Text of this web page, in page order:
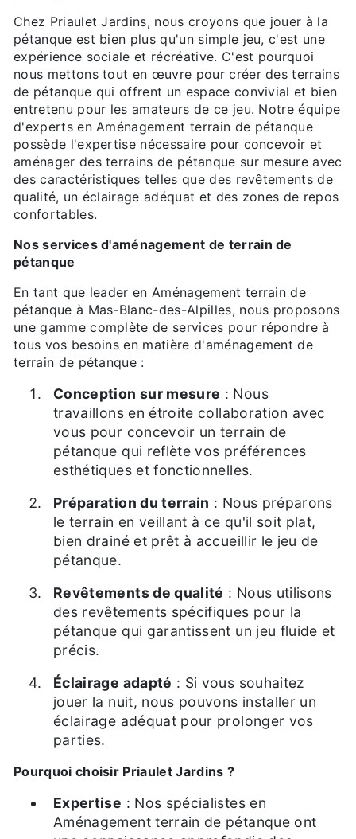
Chez Priaulet Jardins, nous croyons que jouer à la
pétanque est bien plus qu'un simple jeu, c'est une
expérience sociale et récréative. C'est pourquoi
nous mettons tout en œuvre pour créer des terrains
de pétanque qui offrent un espace convivial et bien
entretenu pour les amateurs de ce jeu. Notre équipe
d'experts en Aménagement terrain de pétanque
possède l'expertise nécessaire pour concevoir et
aménager des terrains de pétanque sur mesure avec
des caractéristiques telles que des revêtements de
qualité, un éclairage adéquat et des zones de repos
confortables.
Nos services d'aménagement de terrain de
pétanque
En tant que leader en Aménagement terrain de
pétanque à Mas-Blanc-des-Alpilles, nous proposons
une gamme complète de services pour répondre à
tous vos besoins en matière d'aménagement de
terrain de pétanque :
Conception sur mesure : Nous
travaillons en étroite collaboration avec
vous pour concevoir un terrain de
pétanque qui reflète vos préférences
esthétiques et fonctionnelles.
Préparation du terrain : Nous préparons
le terrain en veillant à ce qu'il soit plat,
bien drainé et prêt à accueillir le jeu de
pétanque.
Revêtements de qualité : Nous utilisons
des revêtements spécifiques pour la
pétanque qui garantissent un jeu fluide et
précis.
Éclairage adapté : Si vous souhaitez
jouer la nuit, nous pouvons installer un
éclairage adéquat pour prolonger vos
parties.
Pourquoi choisir Priaulet Jardins ?
Expertise : Nos spécialistes en
Aménagement terrain de pétanque ont